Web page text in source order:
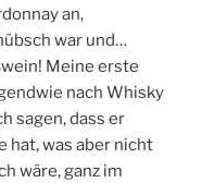
an,
war und…
Meine erste
nach Whisky
sagen, dass er
hat, was aber nicht
wäre, ganz im